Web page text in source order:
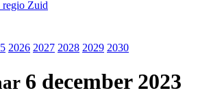
regio Zuid
2026 2027 2028 2029 2030
6 december 2023